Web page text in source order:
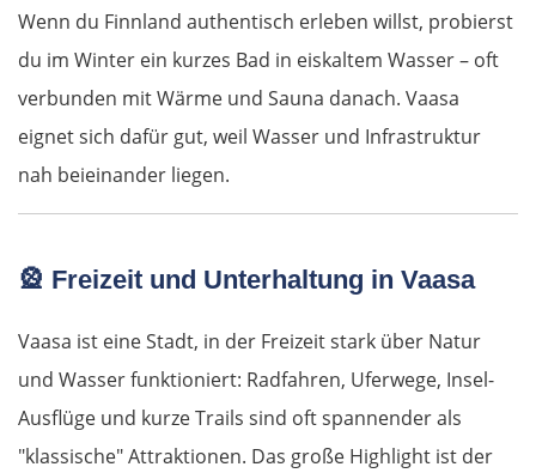
Wenn du Finnland authentisch erleben willst, probierst
du im Winter ein kurzes Bad in eiskaltem Wasser – oft
verbunden mit Wärme und Sauna danach. Vaasa
eignet sich dafür gut, weil Wasser und Infrastruktur
nah beieinander liegen.
🎡 Freizeit und Unterhaltung in Vaasa
Vaasa ist eine Stadt, in der Freizeit stark über Natur
und Wasser funktioniert: Radfahren, Uferwege, Insel-
Ausflüge und kurze Trails sind oft spannender als
"klassische" Attraktionen. Das große Highlight ist der
Porto
Amarante
Mirandela
Bragança
Spanien Nord